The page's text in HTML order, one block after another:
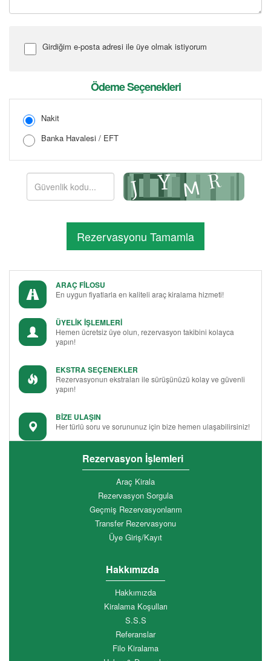
Girdiğim e-posta adresi ile üye olmak istiyorum
Şifreyi Tekrar Girin
Ödeme Seçenekleri
Nakit
Banka Havalesi / EFT
ARAÇ FİLOSU
En uygun fiyatlarla en kaliteli araç kiralama hizmeti!
ÜYELİK İŞLEMLERİ
Hemen ücretsiz üye olun, rezervasyon takibini kolayca
yapın!
EKSTRA SEÇENEKLER
Rezervasyonun ekstraları ile sürüşünüzü kolay ve güvenli
yapın!
BİZE ULAŞIN
Her türlü soru ve sorununuz için bize hemen ulaşabilirsiniz!
Rezervasyon İşlemleri
Araç Kirala
Rezervasyon Sorgula
Geçmiş Rezervasyonlarım
Transfer Rezervasyonu
Üye Giriş/Kayıt
Hakkımızda
Hakkımızda
Kiralama Koşulları
S.S.S
Referanslar
Filo Kiralama